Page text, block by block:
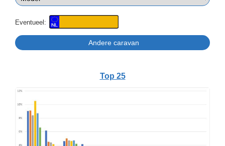
Eventueel:
Top 25